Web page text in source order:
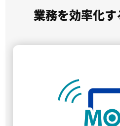
業務を効率化